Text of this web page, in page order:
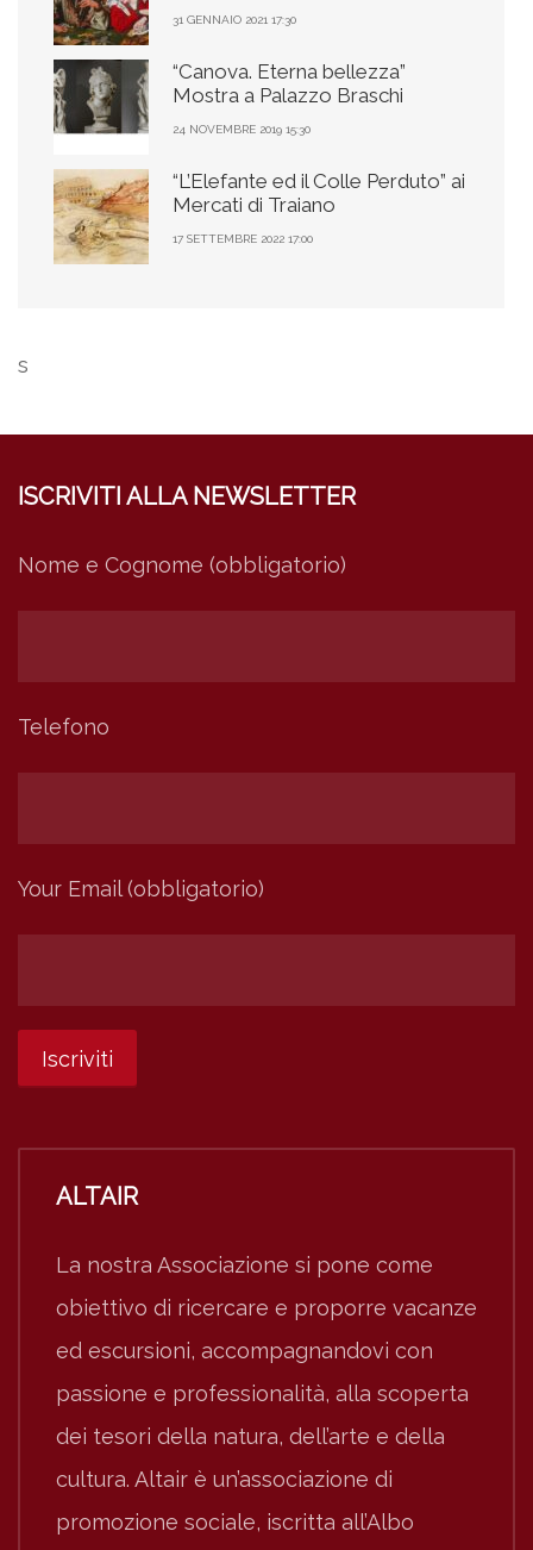
31 GENNAIO 2021 17:30
“Canova. Eterna bellezza”
Mostra a Palazzo Braschi
24 NOVEMBRE 2019 15:30
“L’Elefante ed il Colle Perduto” ai
Mercati di Traiano
17 SETTEMBRE 2022 17:00
s
ISCRIVITI ALLA NEWSLETTER
Nome e Cognome (obbligatorio)
Telefono
Your Email (obbligatorio)
ALTAIR
La nostra Associazione si pone come
obiettivo di ricercare e proporre vacanze
ed escursioni, accompagnandovi con
passione e professionalità, alla scoperta
dei tesori della natura, dell’arte e della
cultura. Altair è un’associazione di
promozione sociale, iscritta all’Albo